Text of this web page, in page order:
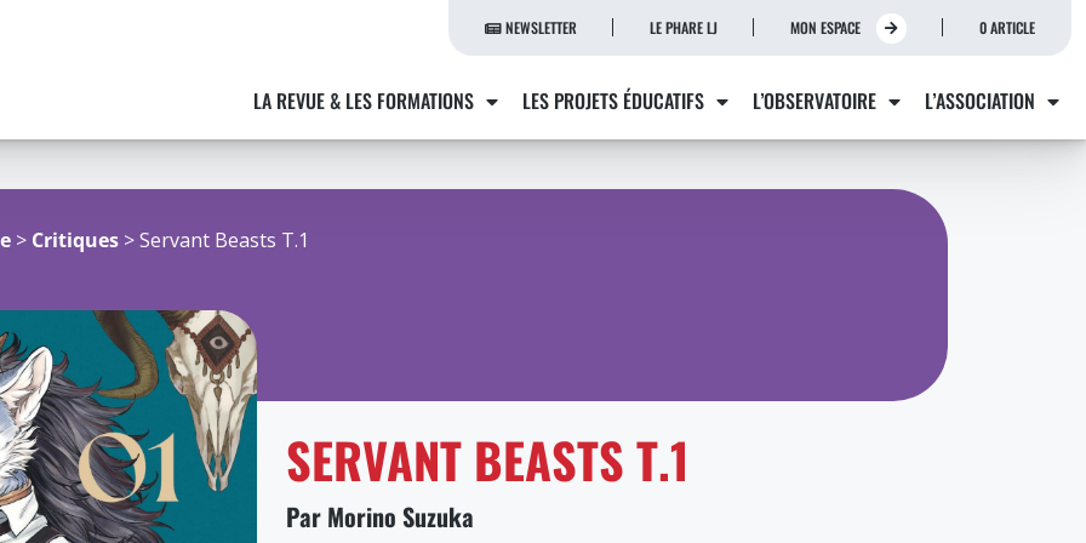
NEWSLETTER LE PHARE LJ MON ESPACE 0 ARTICLE
LA REVUE & LES FORMATIONS LES PROJETS ÉDUCATIFS L’OBSERVATOIRE L’ASSOCIATION
> Critiques > Servant Beasts T.1
SERVANT BEASTS T.1
Par Morino Suzuka